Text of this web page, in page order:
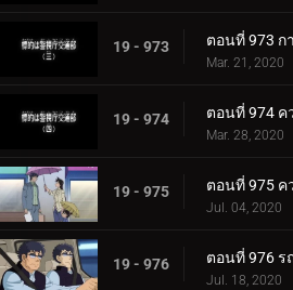
19 - 973
Mar. 21, 2020
19 - 974
Mar. 28, 2020
19 - 975
Jul. 04, 2020
19 - 976
Jul. 18, 2020